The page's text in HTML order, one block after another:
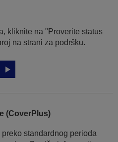
kliknite na "Proverite status
na strani za podršku.
(CoverPlus)
standardnog perioda